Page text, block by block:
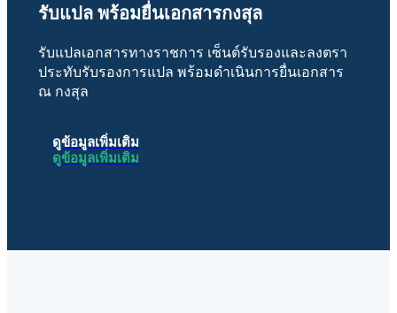
รับแปล พร้อมยื่นเอกสารกงสุล
รับแปลเอกสารทางราชการ เซ็นต์รับรองและลงตรา
ประทับรับรองการแปล พร้อมดำเนินการยื่นเอกสาร
ณ กงสุล
ดูข้อมูลเพิ่มเติม
ดูข้อมูลเพิ่มเติม